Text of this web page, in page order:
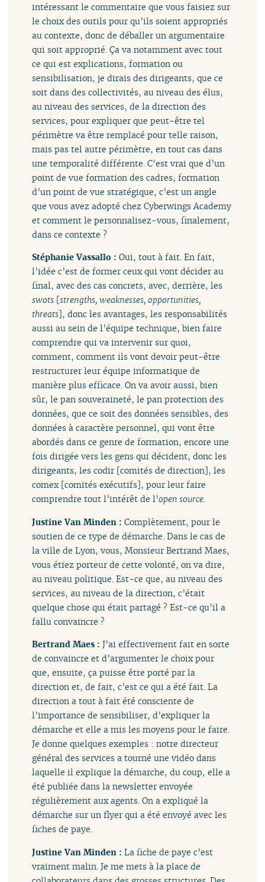
intéressant le commentaire que vous faisiez sur
le choix des outils pour qu’ils soient appropriés
au contexte, donc de déballer un argumentaire
qui soit approprié. Ça va notamment avec tout
ce qui est explications, formation ou
sensibilisation, je dirais des dirigeants, que ce
soit dans des collectivités, au niveau des élus,
au niveau des services, de la direction des
services, pour expliquer que peut-être tel
périmètre va être remplacé pour telle raison,
mais pas tel autre périmètre, en tout cas dans
une temporalité différente. C’est vrai que d’un
point de vue formation des cadres, formation
d’un point de vue stratégique, c’est un angle
que vous avez adopté chez Cyberwings Academy
et comment le personnalisez-vous, finalement,
dans ce contexte ?
Stéphanie Vassallo :Oui, tout à fait. En fait,
l’idée c’est de former ceux qui vont décider au
final, avec des cas concrets, avec, derrière, les
swots [strengths, weaknesses, opportunities,
threats], donc les avantages, les responsabilités
aussi au sein de l’équipe technique, bien faire
comprendre qui va intervenir sur quoi,
comment, comment ils vont devoir peut-être
restructurer leur équipe informatique de
manière plus efficace. On va avoir aussi, bien
sûr, le pan souveraineté, le pan protection des
données, que ce soit des données sensibles, des
données à caractère personnel, qui vont être
abordés dans ce genre de formation, encore une
fois dirigée vers les gens qui décident, donc les
dirigeants, les codir [comités de direction], les
comex [comités exécutifs], pour leur faire
comprendre tout l’intérêt de l’open source.
Justine Van Minden :Complètement, pour le
soutien de ce type de démarche. Dans le cas de
la ville de Lyon, vous, Monsieur Bertrand Maes,
vous étiez porteur de cette volonté, on va dire,
au niveau politique. Est-ce que, au niveau des
services, au niveau de la direction, c’était
quelque chose qui était partagé ? Est-ce qu’il a
fallu convaincre ?
Bertrand Maes :J’ai effectivement fait en sorte
de convaincre et d’argumenter le choix pour
que, ensuite, ça puisse être porté par la
direction et, de fait, c’est ce qui a été fait. La
direction a tout à fait été consciente de
l’importance de sensibiliser, d’expliquer la
démarche et elle a mis les moyens pour le faire.
Je donne quelques exemples : notre directeur
général des services a tourné une vidéo dans
laquelle il explique la démarche, du coup, elle a
été publiée dans la newsletter envoyée
régulièrement aux agents. On a expliqué la
démarche sur un flyer qui a été envoyé avec les
fiches de paye.
Justine Van Minden :La fiche de paye c’est
vraiment malin. Je me mets à la place de